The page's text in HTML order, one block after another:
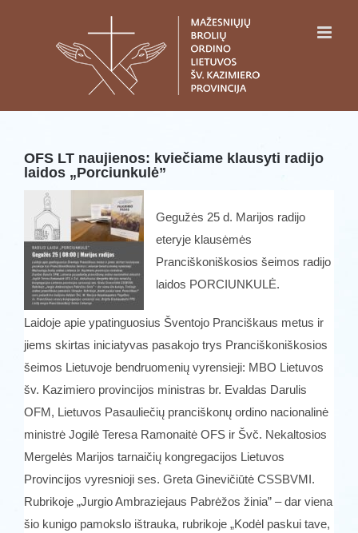
OFS LT naujienos: kviečiame klausyti radijo
laidos „Porciunkulė”
Gegužės 25 d. Marijos radijo
eteryje klausėmės
Pranciškoniškosios šeimos radijo
laidos PORCIUNKULĖ.
Laidoje apie ypatinguosius Šventojo Pranciškaus metus ir
jiems skirtas iniciatyvas pasakojo trys Pranciškoniškosios
šeimos Lietuvoje bendruomenių vyrensieji: MBO Lietuvos
šv. Kazimiero provincijos ministras br. Evaldas Darulis
OFM, Lietuvos Pasauliečių pranciškonų ordino nacionalinė
ministrė Jogilė Teresa Ramonaitė OFS ir Švč. Nekaltosios
Mergelės Marijos tarnaičių kongregacijos Lietuvos
Provincijos vyresnioji ses. Greta Ginevičiūtė CSSBVMI.
Rubrikoje „Jurgio Ambraziejaus Pabrėžos žinia” – dar viena
šio kunigo pamokslo ištrauka, rubrikoje „Kodėl paskui tave,